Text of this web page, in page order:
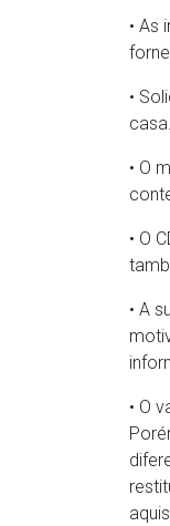
• As
•
casa.
• O
• O
• A
• O